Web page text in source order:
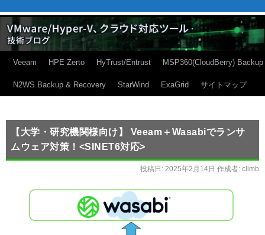
Veeam HPE Zerto HyTrust/Entrust MSP360(CloudBerry) Backup
N2WS Backup & Recovery StarWind ExaGrid サイトマップ
【大学・研究機関様向け】 Veeam＋Wasabiでランサ
ムウェア対策！<SINET6対応>
投稿日: 2025年2月14日 作成者: climb